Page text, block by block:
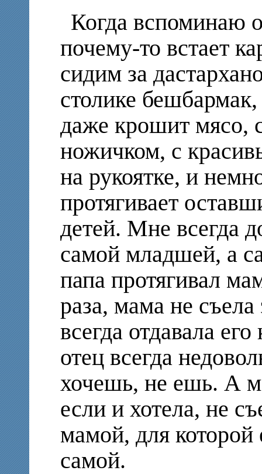
Когда вспоминаю
почему-то встает
сидим за
столике
даже крошит мясо,
ножичком, с
на рукоятке, и
протягивает
детей. Мне всегда
самой младшей, а
папа протягивал
раза, мама не съела
всегда отдавала
отец всегда
хочешь, не ешь. А
если и хотела, не
мамой, для которой
самой.